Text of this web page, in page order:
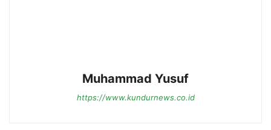
Muhammad Yusuf
https://www.kundurnews.co.id